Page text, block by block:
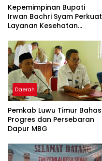
Kepemimpinan Bupati
Irwan Bachri Syam Perkuat
Layanan Kesehatan
Daerah
Pemkab Luwu Timur Bahas
Progres dan Persebaran
Dapur MBG